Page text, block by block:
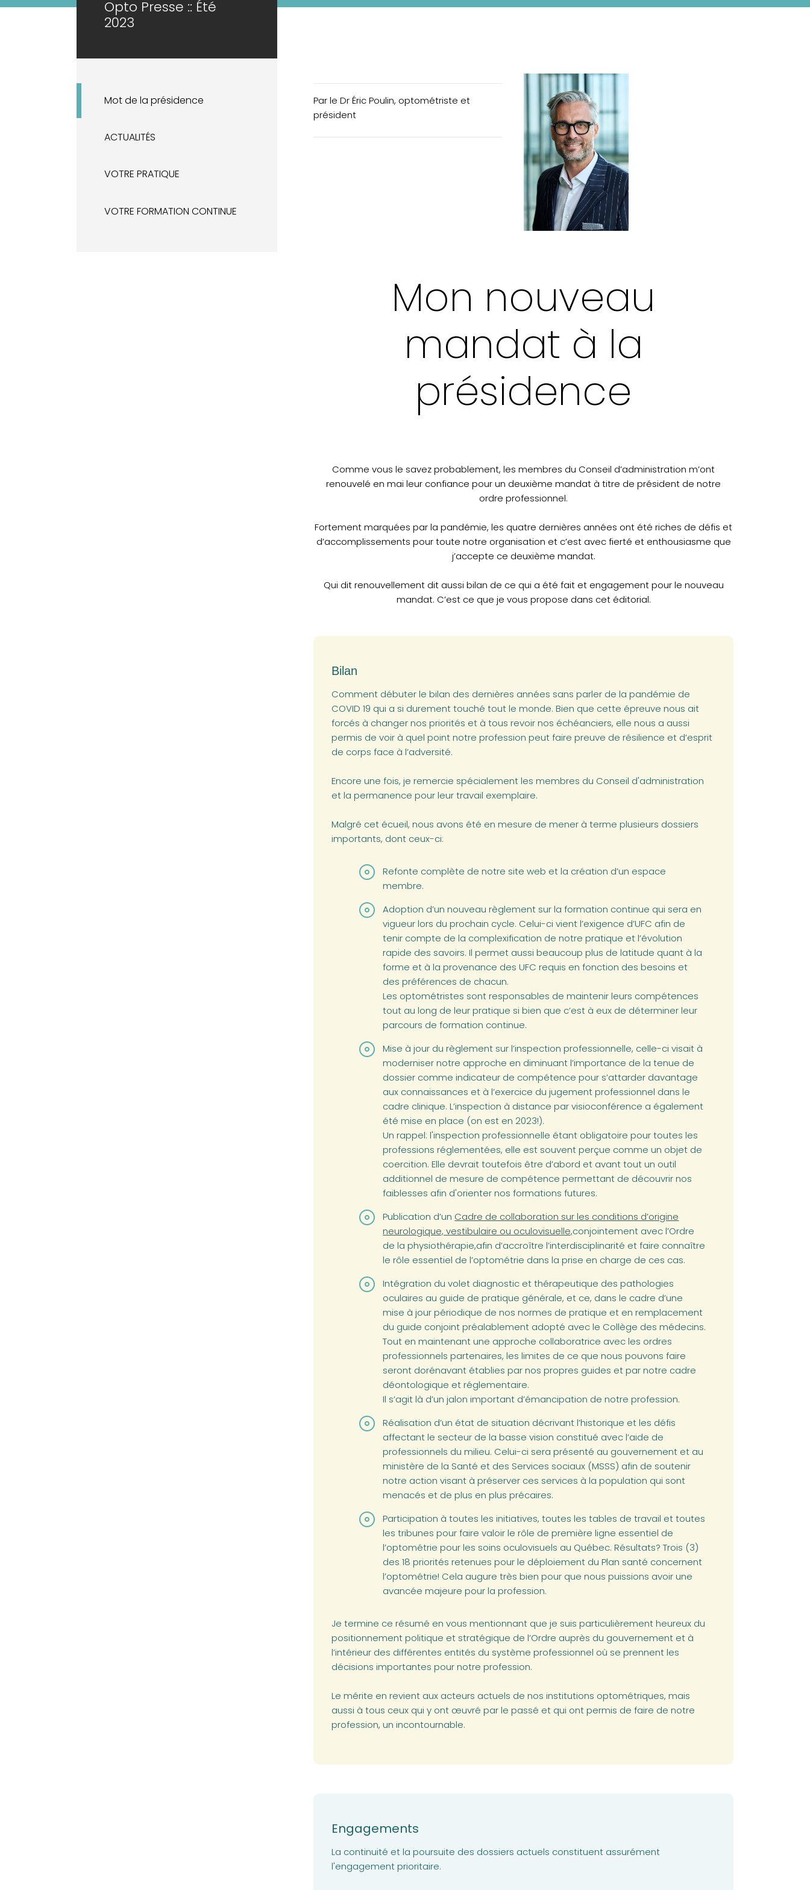
Opto Presse :: Été
2023
Mot de la présidence
ACTUALITÉS
VOTRE PRATIQUE
VOTRE FORMATION CONTINUE
Par le Dr Éric Poulin, optométriste et
président
Mon nouveau
mandat à la
présidence
Comme vous le savez probablement, les membres du Conseil d’administration m’ont
renouvelé en mai leur confiance pour un deuxième mandat à titre de président de notre
ordre professionnel.
Fortement marquées par la pandémie, les quatre dernières années ont été riches de défis et
d’accomplissements pour toute notre organisation et c’est avec fierté et enthousiasme que
j’accepte ce deuxième mandat.
Qui dit renouvellement dit aussi bilan de ce qui a été fait et engagement pour le nouveau
mandat. C’est ce que je vous propose dans cet éditorial.
Bilan
Comment débuter le bilan des dernières années sans parler de la pandémie de
COVID 19 qui a si durement touché tout le monde. Bien que cette épreuve nous ait
forcés à changer nos priorités et à tous revoir nos échéanciers, elle nous a aussi
permis de voir à quel point notre profession peut faire preuve de résilience et d’esprit
de corps face à l’adversité.
Encore une fois, je remercie spécialement les membres du Conseil d'administration
et la permanence pour leur travail exemplaire.
Malgré cet écueil, nous avons été en mesure de mener à terme plusieurs dossiers
importants, dont ceux-ci:
Refonte complète de notre site web et la création d’un espace
membre.
Adoption d’un nouveau règlement sur la formation continue qui sera en
vigueur lors du prochain cycle. Celui-ci vient l’exigence d’UFC afin de
tenir compte de la complexification de notre pratique et l’évolution
rapide des savoirs. Il permet aussi beaucoup plus de latitude quant à la
forme et à la provenance des UFC requis en fonction des besoins et
des préférences de chacun.
Les optométristes sont responsables de maintenir leurs compétences
tout au long de leur pratique si bien que c’est à eux de déterminer leur
parcours de formation continue.
Mise à jour du règlement sur l’inspection professionnelle, celle-ci visait à
moderniser notre approche en diminuant l’importance de la tenue de
dossier comme indicateur de compétence pour s’attarder davantage
aux connaissances et à l’exercice du jugement professionnel dans le
cadre clinique. L’inspection à distance par visioconférence a également
été mise en place (on est en 2023!).
Un rappel: l'inspection professionnelle étant obligatoire pour toutes les
professions réglementées, elle est souvent perçue comme un objet de
coercition. Elle devrait toutefois être d’abord et avant tout un outil
additionnel de mesure de compétence permettant de découvrir nos
faiblesses afin d'orienter nos formations futures.
Publication d’un (opens in a new tab)
Cadre de collaboration sur les conditions d’origine
neurologique, vestibulaire ou oculovisuelle,conjointement avec l’Ordre
de la physiothérapie,afin d’accroître l’interdisciplinarité et faire connaître
le rôle essentiel de l’optométrie dans la prise en charge de ces cas.
Intégration du volet diagnostic et thérapeutique des pathologies
oculaires au guide de pratique générale, et ce, dans le cadre d’une
mise à jour périodique de nos normes de pratique et en remplacement
du guide conjoint préalablement adopté avec le Collège des médecins.
Tout en maintenant une approche collaboratrice avec les ordres
professionnels partenaires, les limites de ce que nous pouvons faire
seront dorénavant établies par nos propres guides et par notre cadre
déontologique et réglementaire.
Il s’agit là d’un jalon important d’émancipation de notre profession.
Réalisation d’un état de situation décrivant l’historique et les défis
affectant le secteur de la basse vision constitué avec l’aide de
professionnels du milieu. Celui-ci sera présenté au gouvernement et au
ministère de la Santé et des Services sociaux (MSSS) afin de soutenir
notre action visant à préserver ces services à la population qui sont
menacés et de plus en plus précaires.
Participation à toutes les initiatives, toutes les tables de travail et toutes
les tribunes pour faire valoir le rôle de première ligne essentiel de
l’optométrie pour les soins oculovisuels au Québec. Résultats? Trois (3)
des 18 priorités retenues pour le déploiement du Plan santé concernent
l’optométrie! Cela augure très bien pour que nous puissions avoir une
avancée majeure pour la profession.
Je termine ce résumé en vous mentionnant que je suis particulièrement heureux du
positionnement politique et stratégique de l’Ordre auprès du gouvernement et à
l’intérieur des différentes entités du système professionnel où se prennent les
décisions importantes pour notre profession.
Le mérite en revient aux acteurs actuels de nos institutions optométriques, mais
aussi à tous ceux qui y ont œuvré par le passé et qui ont permis de faire de notre
profession, un incontournable.
Engagements
La continuité et la poursuite des dossiers actuels constituent assurément
l'engagement prioritaire.